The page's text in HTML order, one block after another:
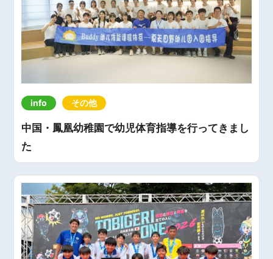
info その他
中国・鳳凰幼稚園で幼児体育指導を行ってきまし
た